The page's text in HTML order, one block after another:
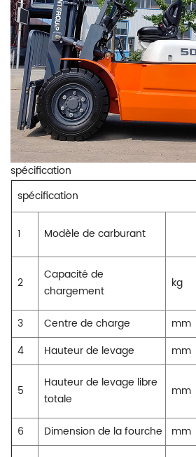
spécification
spécification
1 Modèle de carburant
2
Capacité de
chargement
kg
3 Centre de charge mm
4
Hauteur de levage mm
5
Hauteur de levage libre
totale
mm
6 Dimension de la fourche mm